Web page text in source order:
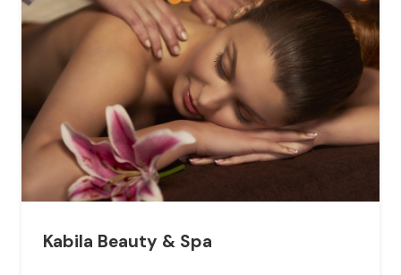
Kabila Beauty & Spa